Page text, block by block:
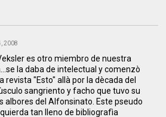
2008
es otro miembro de nuestra
la daba de intelectual y comenzò
revista "Esto" allà por la dècada del
sangriento y facho que tuvo su
albores del Alfonsinato. Este pseudo
tan lleno de bibliografìa